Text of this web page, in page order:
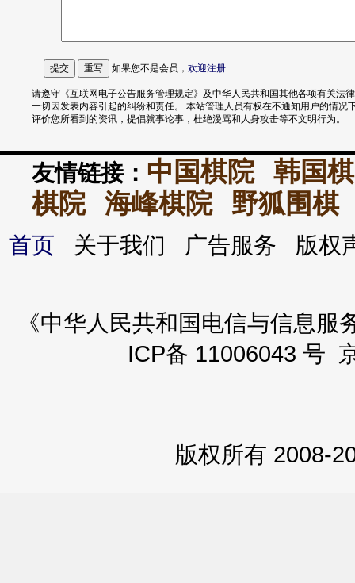
如果您不是会员， 欢迎注册
请遵守《互联网电子公告服务管理规定》及中华人民共和国其他各项有关法
一切因发表内容引起的纠纷和责任。 本站管理人员有权在不通知用户的情况
评价您所看到的资讯，提倡就事论事，杜绝漫骂和人身攻击等不文明行为。
友情链接： 中国棋院
韩国
棋院
海峰棋院 野狐围棋
首页 关于我们 广告服务 版
《中华人民共和国电信与信息
ICP备 11006043 号
版权所有 2008-